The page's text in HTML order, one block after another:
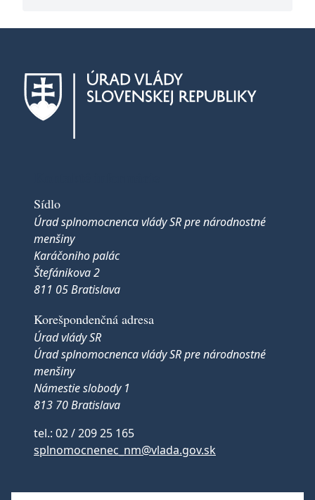
Sídlo
Úrad splnomocnenca vlády SR pre národnostné
menšiny
Karáčoniho palác
Štefánikova 2
811 05 Bratislava
Korešpondenčná adresa
Úrad vlády SR
Úrad splnomocnenca vlády SR pre národnostné
menšiny
Námestie slobody 1
813 70 Bratislava
tel.: 02 / 209 25 165
splnomocnenec_nm@vlada.gov.sk